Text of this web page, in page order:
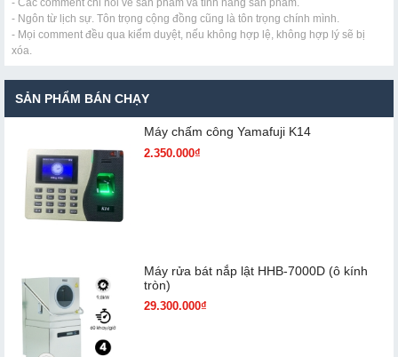
- Các comment chỉ nói về sản phẩm và tính năng sản phẩm.
- Ngôn từ lịch sự. Tôn trọng cộng đồng cũng là tôn trọng chính mình.
- Mọi comment đều qua kiểm duyệt, nếu không hợp lệ, không hợp lý sẽ bị
xóa.
SẢN PHẨM BÁN CHẠY
Máy chấm cô​ng Yamafuji K14
2.350.000₫
Máy rửa bát nắp lật HHB-7000D (ô kính
tròn)
29.300.000₫